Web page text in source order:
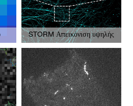
STORM Απεικόνιση υψηλής
ανάλυσης